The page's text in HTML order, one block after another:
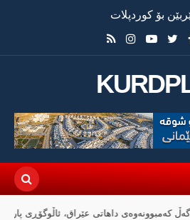
بۆ کوردپلات
داهاتی عێراق، ئاڵوگۆڕی پارە لە